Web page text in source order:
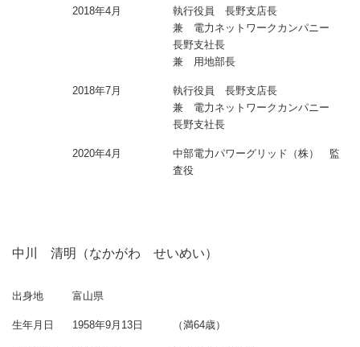
2018年4月
執行役員 長野支店長
兼 電力ネットワークカンパニー
長野支社長
兼 用地部長
2018年7月
執行役員 長野支店長
兼 電力ネットワークカンパニー
長野支社長
2020年4月
中部電力パワーグリッド（株） 監
査役
中川 清明（なかがわ せいめい）
出身地 富山県
生年月日 1958年9月13日 （満64歳）